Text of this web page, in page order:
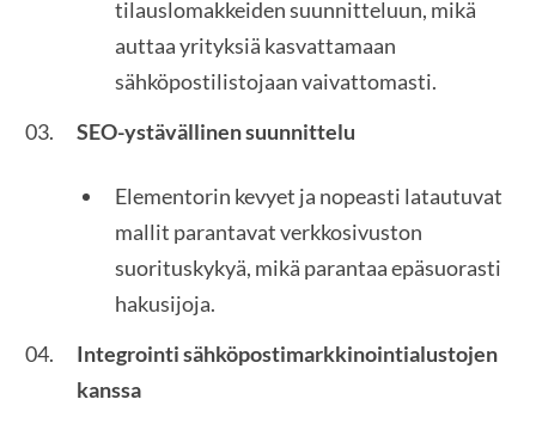
tilauslomakkeiden suunnitteluun, mikä
auttaa yrityksiä kasvattamaan
sähköpostilistojaan vaivattomasti.
SEO-ystävällinen suunnittelu
Elementorin kevyet ja nopeasti latautuvat
mallit parantavat verkkosivuston
suorituskykyä, mikä parantaa epäsuorasti
hakusijoja.
Integrointi sähköpostimarkkinointialustojen
kanssa